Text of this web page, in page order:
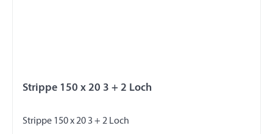
Strippe 150 x 20 3 + 2 Loch
Strippe 150 x 20 3 + 2 Loch